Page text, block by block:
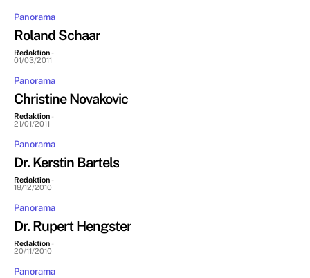
Panorama
Roland Schaar
Redaktion -
01/03/2011
Panorama
Christine Novakovic
Redaktion -
21/01/2011
Panorama
Dr. Kerstin Bartels
Redaktion -
18/12/2010
Panorama
Dr. Rupert Hengster
Redaktion -
20/11/2010
Panorama